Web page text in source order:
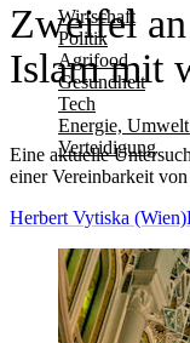
Wirtschaft
Politik
Agrifood
Gesundheit
Tech
Energie,
Verteidigung
Zweifel
Islam mit
Eine aktuelle
einer Vereinbarkeit
Herbert Vytiska (Wien)